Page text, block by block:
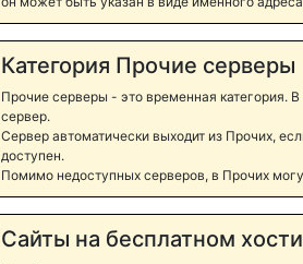
Категория Прочие серверы
Прочие серверы - это временная категория.
сервер.
Сервер автоматически выходит из Прочих,
доступен.
Помимо недоступных серверов, в Прочих
Сайты на бесплатном